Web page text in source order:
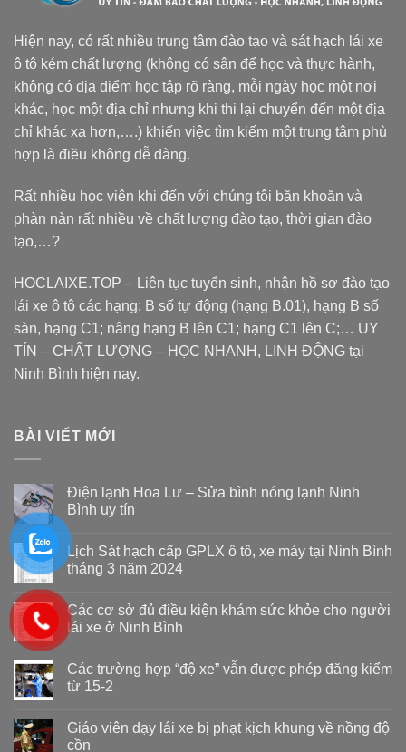
Hiện nay, có rất nhiều trung tâm đào tạo và sát hạch lái xe
ô tô kém chất lượng (không có sân để học và thực hành,
không có địa điểm học tập rõ ràng, mỗi ngày học một nơi
khác, học một địa chỉ nhưng khi thi lại chuyển đến một địa
chỉ khác xa hơn,….) khiến việc tìm kiếm một trung tâm phù
hợp là điều không dễ dàng.
Rất nhiều học viên khi đến với chúng tôi băn khoăn và
phàn nàn rất nhiều về chất lượng đào tạo, thời gian đào
tạo,…?
HOCLAIXE.TOP – Liên tục tuyển sinh, nhận hồ sơ đào tạo
lái xe ô tô các hạng: B số tự động (hạng B.01), hạng B số
sàn, hạng C1; nâng hạng B lên C1; hạng C1 lên C;… UY
TÍN – CHẤT LƯỢNG – HỌC NHANH, LINH ĐỘNG tại
Ninh Bình hiện nay.
BÀI VIẾT MỚI
Điện lạnh Hoa Lư – Sửa bình nóng lạnh Ninh
Bình uy tín
Lịch Sát hạch cấp GPLX ô tô, xe máy tại Ninh Bình
tháng 3 năm 2024
Các cơ sở đủ điều kiện khám sức khỏe cho người
lái xe ở Ninh Bình
Các trường hợp “độ xe” vẫn được phép đăng kiểm
từ 15-2
Giáo viên dạy lái xe bị phạt kịch khung về nồng độ
cồn